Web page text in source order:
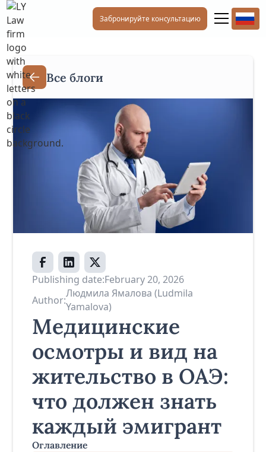
Забронируйте консультацию
Все блоги
Publishing date:February 20, 2026
Author:
Людмила Ямалова (Ludmila
Yamalova)
Медицинские
осмотры и вид на
жительство в ОАЭ:
что должен знать
каждый эмигрант
Оглавление